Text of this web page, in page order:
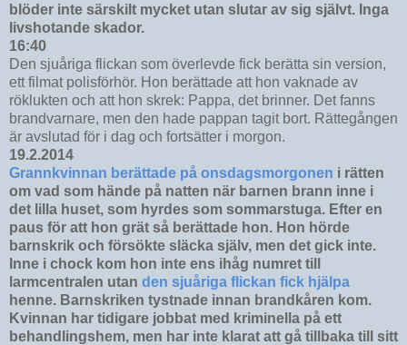
blöder inte särskilt mycket utan slutar av sig självt. Inga
livshotande skador.
16:40
Den sjuåriga flickan som överlevde fick berätta sin version,
ett filmat polisförhör. Hon berättade att hon vaknade av
röklukten och att hon skrek: Pappa, det brinner. Det fanns
brandvarnare, men den hade pappan tagit bort. Rättegången
är avslutad för i dag och fortsätter i morgon.
19.2.2014
Grannkvinnan berättade på onsdagsmorgonen i rätten
om vad som hände på natten när barnen brann inne i
det lilla huset, som hyrdes som sommarstuga. Efter en
paus för att hon grät så berättade hon. Hon hörde
barnskrik och försökte släcka själv, men det gick inte.
Inne i chock kom hon inte ens ihåg numret till
larmcentralen utan den sjuåriga flickan fick hjälpa
henne. Barnskriken tystnade innan brandkåren kom.
Kvinnan har tidigare jobbat med kriminella på ett
behandlingshem, men har inte klarat att gå tillbaka till sitt